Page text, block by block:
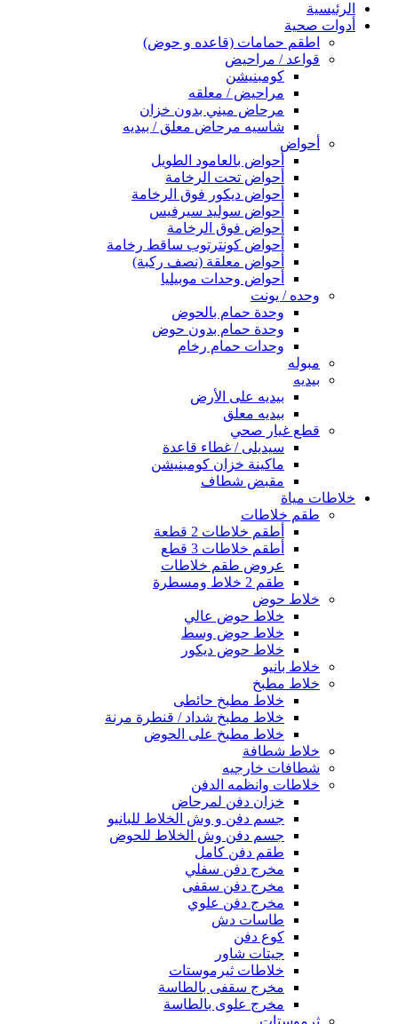
الرئيسية
أدوات صحية
اطقم حمامات (قاعده و حوض)
قواعد / مراحيض
كومبنيشن
مراحيض / معلقه
مرحاض ميني بدون خزان
شاسيه مرحاض معلق / بيديه
أحواض
أحواض بالعامود الطويل
أحواض تحت الرخامة
أحواض ديكور فوق الرخامة
أحواض سوليد سيرفيس
أحواض فوق الرخامة
أحواض كونترتوب ساقط رخامة
أحواض معلقة (نصف ركبة)
أحواض وحدات موبيليا
وحده / يونت
وحدة حمام بالحوض
وحدة حمام بدون حوض
وحدات حمام رخام
مبوله
بيديه
بيديه على الأرض
بيديه معلق
قطع غيار صحي
سيديلى / غطاء قاعدة
ماكينة خزان كومبنيشن
مقبض شطاف
خلاطات مياة
طقم خلاطات
أطقم خلاطات 2 قطعة
أطقم خلاطات 3 قطع
عروض طقم خلاطات
طقم 2 خلاط ومسطرة
خلاط حوض
خلاط حوض عالي
خلاط حوض وسط
خلاط حوض ديكور
خلاط بانيو
خلاط مطبخ
خلاط مطبخ حائطى
خلاط مطبخ شداد / قنطرة مرنة
خلاط مطبخ على الحوض
خلاط شطافة
شطافات خارجيه
خلاطات وانظمه الدفن
خزان دفن لمرحاض
جسم دفن و وش الخلاط للبانيو
جسم دفن وش الخلاط للحوض
طقم دفن كامل
مخرج دفن سفلي
مخرج دفن سقفى
مخرج دفن علوي
طاسات دش
كوع دفن
جيتات شاور
خلاطات ثيرموستات
مخرج سقفى بالطاسة
مخرج علوى بالطاسة